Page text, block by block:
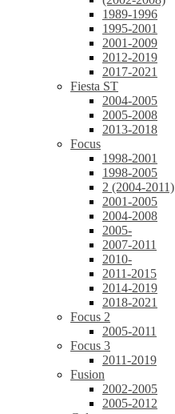
1989-1996
1995-2001
2001-2009
2012-2019
2017-2021
Fiesta ST
2004-2005
2005-2008
2013-2018
Focus
1998-2001
1998-2005
2 (2004-2011)
2001-2005
2004-2008
2005-
2007-2011
2010-
2011-2015
2014-2019
2018-2021
Focus 2
2005-2011
Focus 3
2011-2019
Fusion
2002-2005
2005-2012